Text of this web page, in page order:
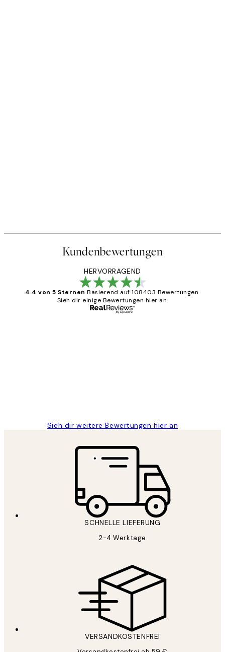
Kundenbewertungen
HERVORRAGEND
4.4 von 5 Sternen Basierend auf 108403 Bewertungen.
Sieh dir einige Bewertungen hier an.
Sieh dir weitere Bewertungen hier an
SCHNELLE LIEFERUNG
2-4 Werktage
VERSANDKOSTENFREI